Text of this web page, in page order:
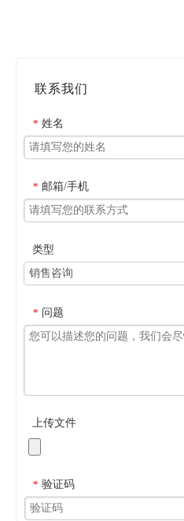
联系我们
* 姓名
* 邮箱/手机
类型
* 问题
上传文件
* 验证码